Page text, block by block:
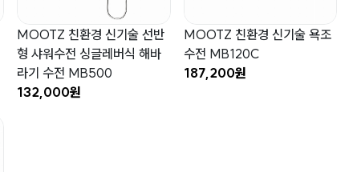
MOOTZ 친환경 신기술 선반
형 샤워수전 싱글레버식 해바
라기 수전 MB500
132,000원
MOOTZ 친환경 신기술 욕조
수전 MB120C
187,200원